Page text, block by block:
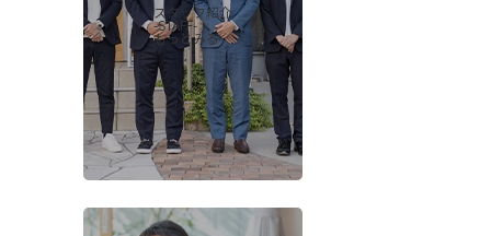
スタッフ紹介
-STAFF-
もっとみる